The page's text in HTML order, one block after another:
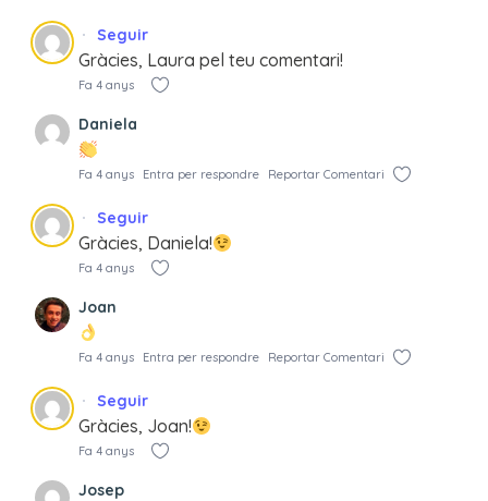
Seguir
Gràcies, Laura pel teu comentari!
Fa 4 anys
Daniela
Fa 4 anys Entra per respondre Reportar Comentari
Seguir
Gràcies, Daniela!
Fa 4 anys
Joan
Fa 4 anys Entra per respondre Reportar Comentari
Seguir
Gràcies, Joan!
Fa 4 anys
Josep